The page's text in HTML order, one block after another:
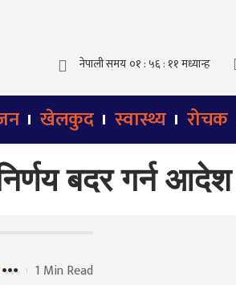
खेलकुद स्वास्थ्य रोचक
बदर गर्न आदेश
1 Min Read